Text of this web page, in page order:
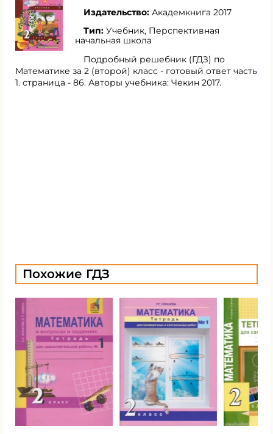
Издательство: Академкнига 2017
Тип: Учебник, Перспективная
начальная школа
Подробный решебник (ГДЗ) по
Математике за 2 (второй) класс - готовый ответ часть
1. страница - 86. Авторы учебника: Чекин 2017.
Похожие ГДЗ